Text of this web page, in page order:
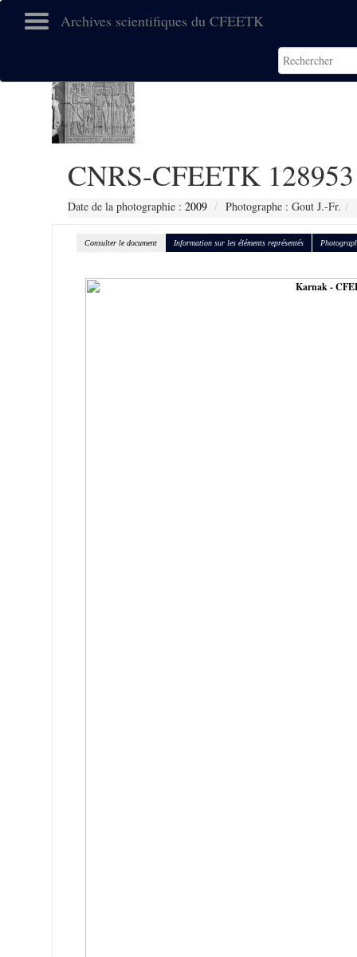
Archives scientifiques du CFEETK
CNRS-CFEETK 128953
Date de la photographie : 2009 Photographe : Gout J.-Fr.
Consulter le document Information sur les éléments représentés